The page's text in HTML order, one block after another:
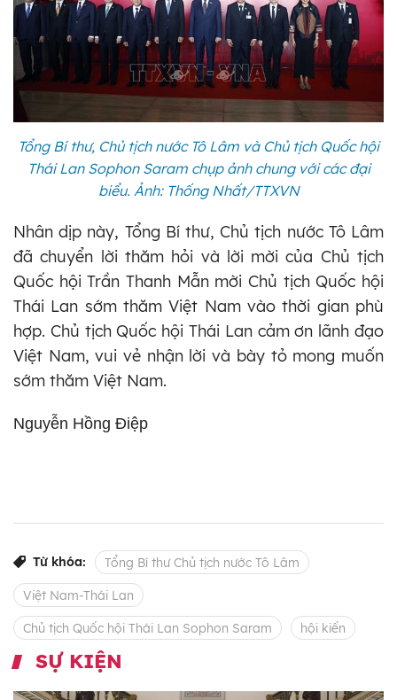
Tổng Bí thư, Chủ tịch nước Tô Lâm và Chủ tịch Quốc hội
Thái Lan Sophon Saram chụp ảnh chung với các đại
biểu. Ảnh: Thống Nhất/TTXVN
Nhân dịp này, Tổng Bí thư, Chủ tịch nước Tô Lâm
đã chuyển lời thăm hỏi và lời mời của Chủ tịch
Quốc hội Trần Thanh Mẫn mời Chủ tịch Quốc hội
Thái Lan sớm thăm Việt Nam vào thời gian phù
hợp. Chủ tịch Quốc hội Thái Lan cảm ơn lãnh đạo
Việt Nam, vui vẻ nhận lời và bày tỏ mong muốn
sớm thăm Việt Nam.
Nguyễn Hồng Điệp
Từ khóa: Tổng Bí thư Chủ tịch nước Tô Lâm
Việt Nam-Thái Lan
Chủ tịch Quốc hội Thái Lan Sophon Saram hội kiến
SỰ KIỆN